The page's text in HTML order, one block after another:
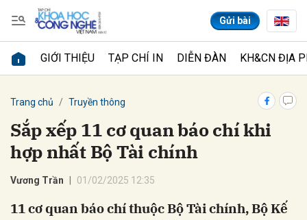
Gửi bài
GIỚI THIỆU TẠP CHÍ IN DIỄN ĐÀN KH&CN ĐỊA
Trang chủ Truyền thông
Sắp xếp 11 cơ quan báo chí khi
hợp nhất Bộ Tài chính
Vương Trần 01/02/2025 12:35
11 cơ quan báo chí thuộc Bộ Tài chính, Bộ Kế
Gửi bình luận